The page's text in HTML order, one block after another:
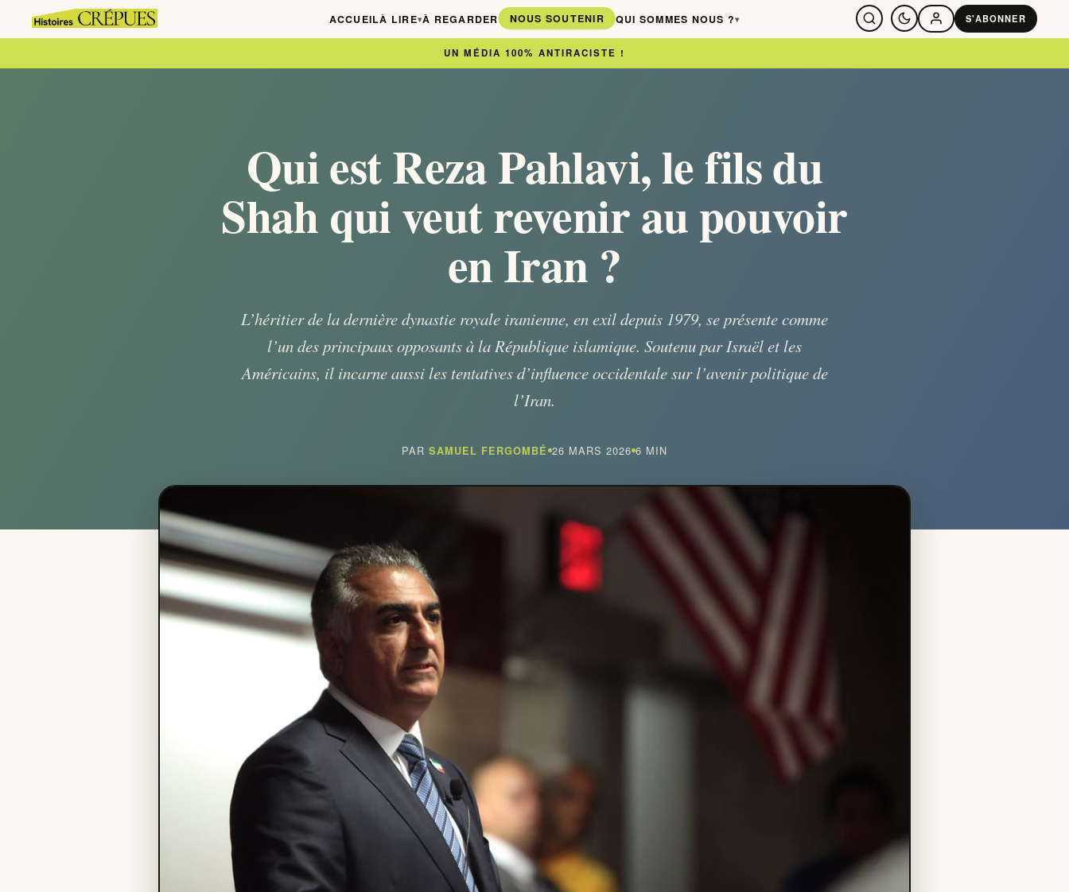
ACCUEILÀ LIRE▾À REGARDER NOUS SOUTENIR QUI SOMMES NOUS ?▾ SE CONNECTER
S'ABONNER
UN MÉDIA 100% ANTIRACISTE !
Qui est Reza Pahlavi, le fils du
Shah qui veut revenir au pouvoir
en Iran ?
L’héritier de la dernière dynastie royale iranienne, en exil depuis 1979, se présente comme
l’un des principaux opposants à la République islamique. Soutenu par Israël et les
Américains, il incarne aussi les tentatives d’influence occidentale sur l’avenir politique de
l’Iran.
PARSAMUEL FERGOMBÉ 26 MARS 2026 6 MIN